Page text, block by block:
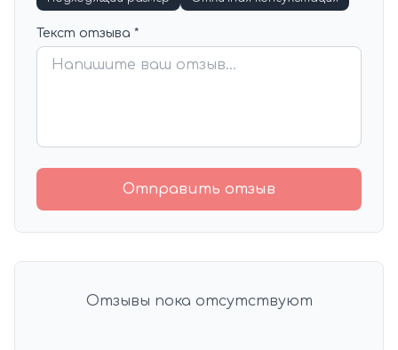
Текст отзыва *
Отправить отзыв
Отзывы пока отсутствуют